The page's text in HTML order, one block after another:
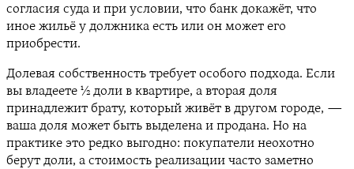
согласия суда и при условии, что банк докажёт, что
иное жильё у должника есть или он может его
приобрести.
Долевая собственность требует особого подхода. Если
вы владеете ½ доли в квартире, а вторая доля
принадлежит брату, который живёт в другом городе, —
ваша доля может быть выделена и продана. Но на
практике это редко выгодно: покупатели неохотно
берут доли, а стоимость реализации часто заметно